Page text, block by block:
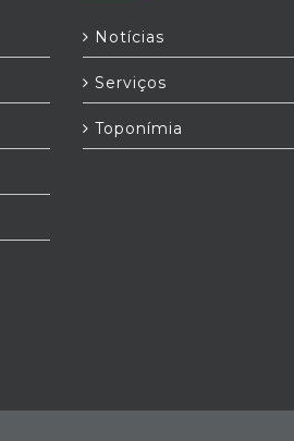
Notícias
Serviços
Toponímia